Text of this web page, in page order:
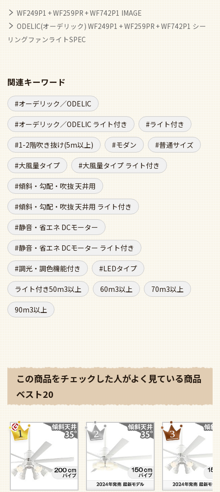
WF249P1 + WF259PR + WF742P1 IMAGE
ODELIC(オーデリック) WF249P1 + WF259PR + WF742P1 シー
リングファンライトSPEC
関連キーワード
オーデリック／ODELIC
オーデリック／ODELIC ライト付き ライト付き
1-2階吹き抜け(5m以上) モダン 普通サイズ
大風量タイプ 大風量タイプ ライト付き
傾斜・勾配・吹抜 天井用
傾斜・勾配・吹抜 天井用 ライト付き
静音・省エネ DCモーター
静音・省エネ DCモーター ライト付き
調光・調色機能付き LEDタイプ
ライト付き50m3以上 60m3以上 70m3以上
90m3以上
この商品をチェックした人がよく見ている商品
ベスト20